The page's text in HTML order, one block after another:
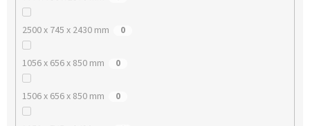
2500 x 745 x 2430 mm 0
1056 x 656 x 850 mm 0
1506 x 656 x 850 mm 0